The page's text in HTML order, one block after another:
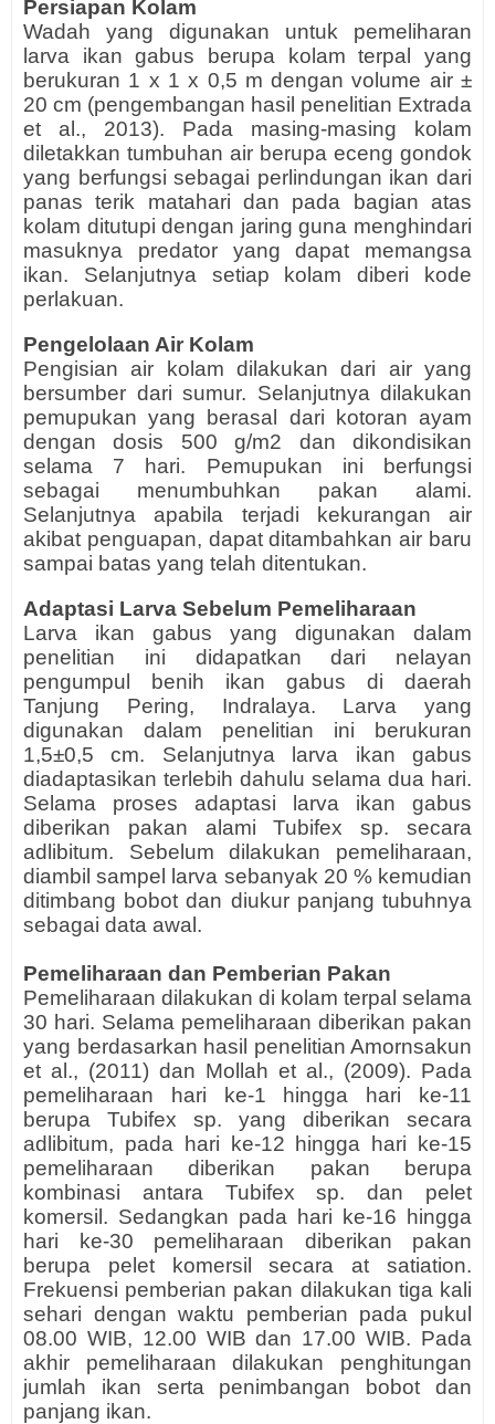
Persiapan Kolam
Wadah yang digunakan untuk pemeliharan
larva ikan gabus berupa kolam terpal yang
berukuran 1 x 1 x 0,5 m dengan volume air ±
20 cm (pengembangan hasil penelitian Extrada
et al., 2013). Pada masing-masing kolam
diletakkan tumbuhan air berupa eceng gondok
yang berfungsi sebagai perlindungan ikan dari
panas terik matahari dan pada bagian atas
kolam ditutupi dengan jaring guna menghindari
masuknya predator yang dapat memangsa
ikan. Selanjutnya setiap kolam diberi kode
perlakuan.
Pengelolaan Air Kolam
Pengisian air kolam dilakukan dari air yang
bersumber dari sumur. Selanjutnya dilakukan
pemupukan yang berasal dari kotoran ayam
dengan dosis 500 g/m2 dan dikondisikan
selama 7 hari. Pemupukan ini berfungsi
sebagai menumbuhkan pakan alami.
Selanjutnya apabila terjadi kekurangan air
akibat penguapan, dapat ditambahkan air baru
sampai batas yang telah ditentukan.
Adaptasi Larva Sebelum Pemeliharaan
Larva ikan gabus yang digunakan dalam
penelitian ini didapatkan dari nelayan
pengumpul benih ikan gabus di daerah
Tanjung Pering, Indralaya. Larva yang
digunakan dalam penelitian ini berukuran
1,5±0,5 cm. Selanjutnya larva ikan gabus
diadaptasikan terlebih dahulu selama dua hari.
Selama proses adaptasi larva ikan gabus
diberikan pakan alami Tubifex sp. secara
adlibitum. Sebelum dilakukan pemeliharaan,
diambil sampel larva sebanyak 20 % kemudian
ditimbang bobot dan diukur panjang tubuhnya
sebagai data awal.
Pemeliharaan dan Pemberian Pakan
Pemeliharaan dilakukan di kolam terpal selama
30 hari. Selama pemeliharaan diberikan pakan
yang berdasarkan hasil penelitian Amornsakun
et al., (2011) dan Mollah et al., (2009). Pada
pemeliharaan hari ke-1 hingga hari ke-11
berupa Tubifex sp. yang diberikan secara
adlibitum, pada hari ke-12 hingga hari ke-15
pemeliharaan diberikan pakan berupa
kombinasi antara Tubifex sp. dan pelet
komersil. Sedangkan pada hari ke-16 hingga
hari ke-30 pemeliharaan diberikan pakan
berupa pelet komersil secara at satiation.
Frekuensi pemberian pakan dilakukan tiga kali
sehari dengan waktu pemberian pada pukul
08.00 WIB, 12.00 WIB dan 17.00 WIB. Pada
akhir pemeliharaan dilakukan penghitungan
jumlah ikan serta penimbangan bobot dan
panjang ikan.